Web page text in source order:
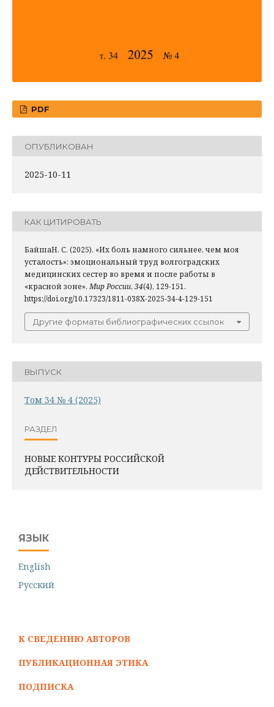
PDF
ОПУБЛИКОВАН
2025-10-11
КАК ЦИТИРОВАТЬ
БайшаН. С. (2025). «Их боль намного сильнее, чем моя
усталость»: эмоциональный труд волгоградских
медицинских сестер во время и после работы в
«красной зоне». Мир России, 34(4), 129-151.
https://doi.org/10.17323/1811-038X-2025-34-4-129-151
Другие форматы библиографических ссылок
ВЫПУСК
Том 34 № 4 (2025)
РАЗДЕЛ
НОВЫЕ КОНТУРЫ РОССИЙСКОЙ
ДЕЙСТВИТЕЛЬНОСТИ
ЯЗЫК
English
Русский
К СВЕДЕНИЮ АВТОРОВ
ПУБЛИКАЦИОННАЯ ЭТИКА
ПОДПИСКА